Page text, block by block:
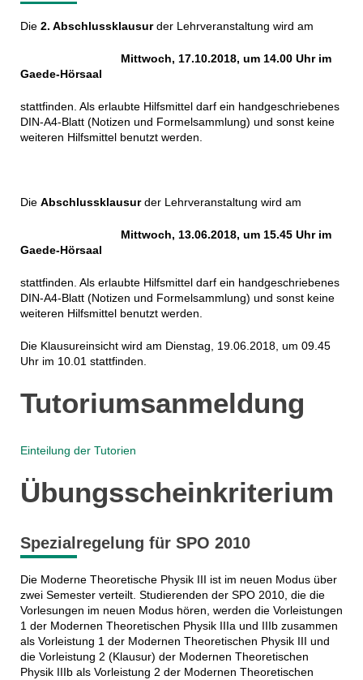
Die 2. Abschlussklausurder Lehrveranstaltung wird am
Mittwoch, 17.10.2018, um 14.00 Uhr im
Gaede-Hörsaal
stattfinden. Als erlaubte Hilfsmittel darf ein handgeschriebenes
DIN-A4-Blatt (Notizen und Formelsammlung) und sonst keine
weiteren Hilfsmittel benutzt werden.
Die Abschlussklausurder Lehrveranstaltung wird am
Mittwoch, 13.06.2018, um 15.45 Uhr im
Gaede-Hörsaal
stattfinden. Als erlaubte Hilfsmittel darf ein handgeschriebenes
DIN-A4-Blatt (Notizen und Formelsammlung) und sonst keine
weiteren Hilfsmittel benutzt werden.
Die Klausureinsicht wird am Dienstag, 19.06.2018, um 09.45
Uhr im 10.01 stattfinden.
Tutoriumsanmeldung
Einteilung der Tutorien
Übungsscheinkriterium
Spezialregelung für SPO 2010
Die Moderne Theoretische Physik III ist im neuen Modus über
zwei Semester verteilt. Studierenden der SPO 2010, die die
Vorlesungen im neuen Modus hören, werden die Vorleistungen
1 der Modernen Theoretischen Physik IIIa und IIIb zusammen
als Vorleistung 1 der Modernen Theoretischen Physik III und
die Vorleistung 2 (Klausur) der Modernen Theoretischen
Physik IIIb als Vorleistung 2 der Modernen Theoretischen